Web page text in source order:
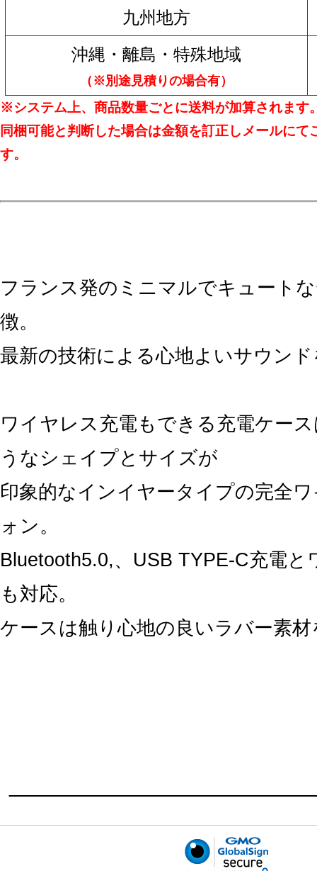
九州地方
沖縄・離島・特殊地域
（※別途見積りの場合有）
※システム上、商品数量ごとに送料が加算されます
同梱可能と判断した場合は金額を訂正しメールにて
す。
フランス発のミニマルでキュート
徴。
最新の技術による心地よいサウン
ワイヤレス充電もできる充電ケー
うなシェイプとサイズが
印象的なインイヤータイプの完全
ォン。
Bluetooth5.0,、USB TYPE-C充電と
も対応。
ケースは触り心地の良いラバー素材